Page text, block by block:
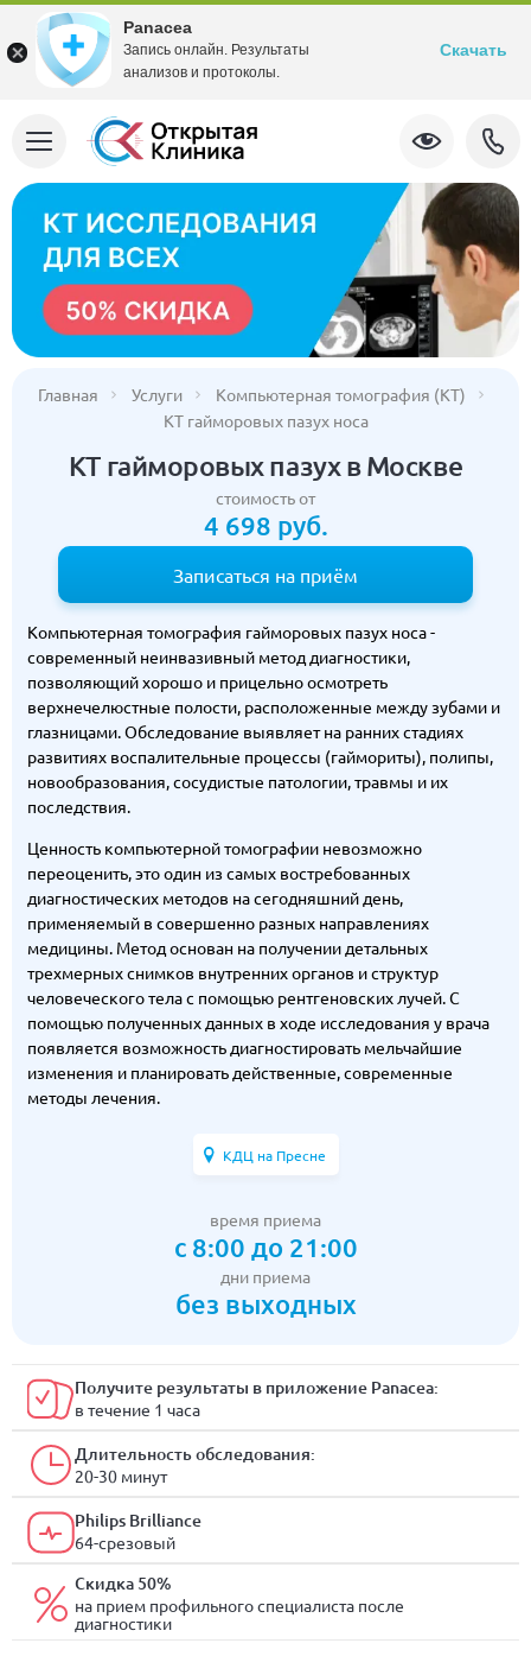
Главная Услуги
Компьютерная томография (КТ)
КТ гайморовых пазух носа
КТ гайморовых пазух в Москве
КДЦ на Пресне
стоимость от
4 698 руб.
Записаться на приём
Компьютерная томография гайморовых пазух носа -
современный неинвазивный метод диагностики,
позволяющий хорошо и прицельно осмотреть
верхнечелюстные полости, расположенные между зубами и
глазницами. Обследование выявляет на ранних стадиях
развитиях воспалительные процессы (гаймориты), полипы,
новообразования, сосудистые патологии, травмы и их
последствия.
Ценность компьютерной томографии невозможно
переоценить, это один из самых востребованных
диагностических методов на сегодняшний день,
применяемый в совершенно разных направлениях
медицины. Метод основан на получении детальных
трехмерных снимков внутренних органов и структур
человеческого тела с помощью рентгеновских лучей. С
помощью полученных данных в ходе исследования у врача
появляется возможность диагностировать мельчайшие
изменения и планировать действенные, современные
методы лечения.
время приема
с 8:00 до 21:00
дни приема
без выходных
Получите результаты в приложение Panacea:
в течение 1 часа
Длительность обследования:
20-30 минут
Philips Brilliance
64-срезовый
Скидка 50%
на прием профильного специалиста после
диагностики
Panacea
Запись онлайн. Результаты
анализов и протоколы.
Скачать